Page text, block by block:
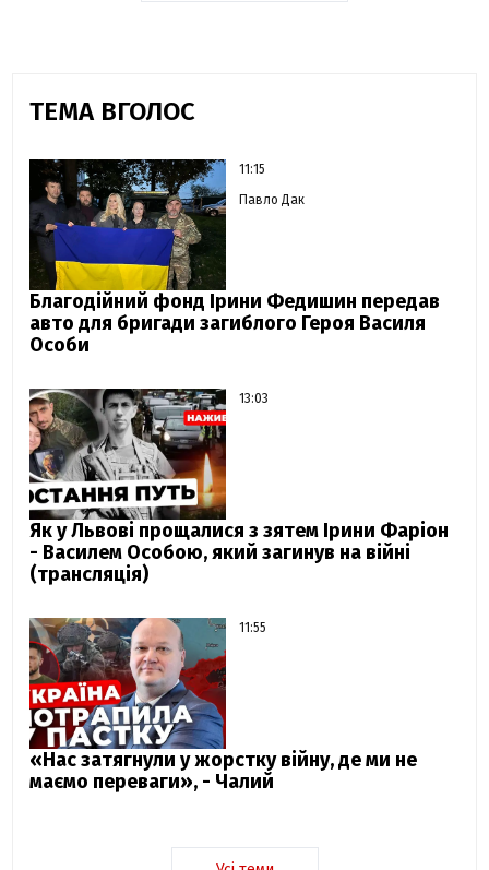
ТЕМА ВГОЛОС
11:15
Павло Дак
Благодійний фонд Ірини Федишин передав
авто для бригади загиблого Героя Василя
Особи
13:03
Як у Львові прощалися з зятем Ірини Фаріон
- Василем Особою, який загинув на війні
(трансляція)
11:55
«Нас затягнули у жорстку війну, де ми не
маємо переваги», - Чалий